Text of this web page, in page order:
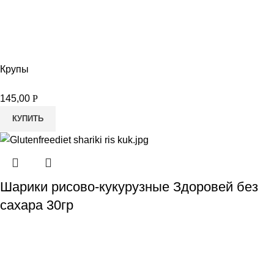
Крупы
145,00 Р
КУПИТЬ
Шарики рисово-кукурузные Здоровей без
сахара 30гр